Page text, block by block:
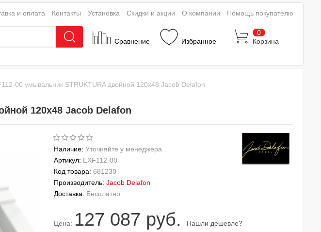
Сравнение Избранное
0
Корзина
и оплата Контакты Установка Скидки и акции О компании Помощь покупателю
00 умывальник STRUKTURA двойной 120х48 Jacob Delafon
120х48 Jacob Delafon
Наличие: Уточняйте у менеджера
Артикул: EXF112-00
Код товара: 681230
Производитель: Jacob Delafon
Доставка: Бесплатно
Цена: 127 087 руб. Нашли дешевле?